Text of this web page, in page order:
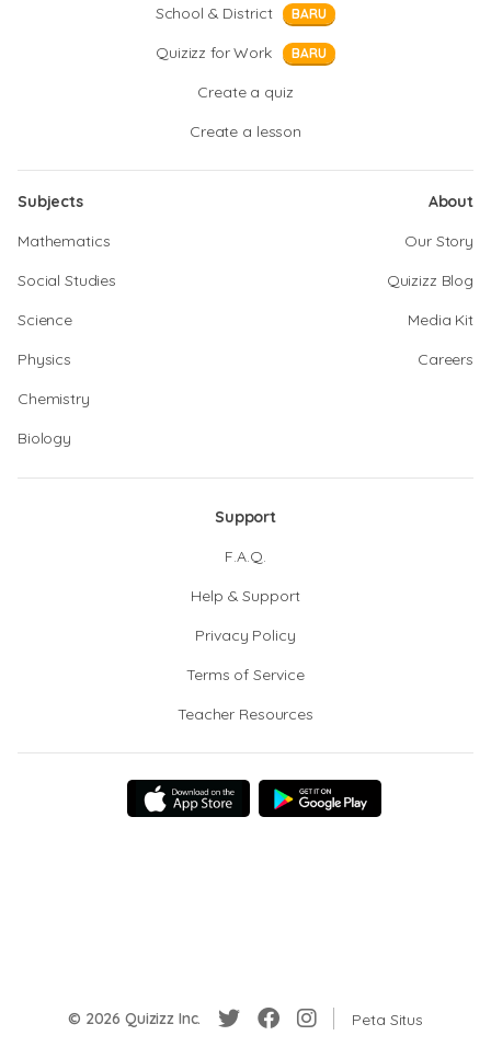
School & District
BARU
Quizizz for Work BARU
Create a quiz
Create a lesson
Subjects
Mathematics
Social Studies
Science
Physics
Chemistry
Biology
About
Our Story
Quizizz Blog
Media Kit
Careers
Support
F.A.Q.
Help & Support
Privacy Policy
Terms of Service
Teacher Resources
© 2026 Quizizz Inc. Peta Situs